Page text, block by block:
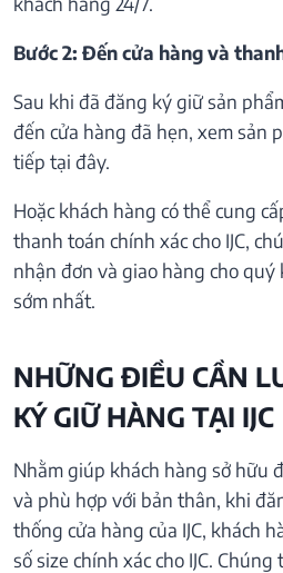
Bước 2: Đến cửa hàng và
Sau khi đã đăng ký giữ sản
đến cửa hàng đã hẹn, xem sản
tiếp tại đây.
Hoặc khách hàng có thể cung
thanh toán chính xác cho IJC,
nhận đơn và giao hàng cho
sớm nhất.
NHỮNG ĐIỀU CẦN
KÝ GIỮ HÀNG TẠI IJC
Nhằm giúp khách hàng sở hữu
và phù hợp với bản thân, khi
thống cửa hàng của IJC, khách
số size chính xác cho IJC.